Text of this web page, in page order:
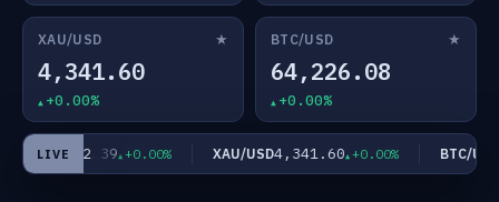
XAU/USD ★
4,341.60
+0.00%
BTC/USD ★
64,226.08
+0.00%
LIVE
JPY182.39 +0.00% XAU/USD4,341.60 +0.00% BTC/USD